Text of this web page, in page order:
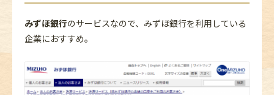
みずほ銀行のサービスなので、みずほ銀行を利用している
企業におすすめ。